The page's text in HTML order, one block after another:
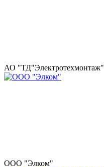
АО "ТД"Электротехмонтаж"
ООО "Элком"